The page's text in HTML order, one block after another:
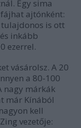
Egy sima
ajtónként:
is ott
inkább
ezerrel.
vásárolsz. A 20
a 80-100
nagy márkák
már Kínából
kell
vezetője: